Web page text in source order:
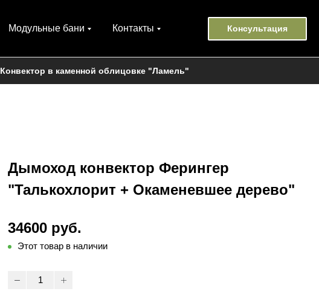
Модульные бани Контакты Консультация
Конвектор в каменной облицовке "Ламель"
Дымоход конвектор Ферингер
"Талькохлорит + Окаменевшее дерево"
34600 руб.
Этот товар в наличии